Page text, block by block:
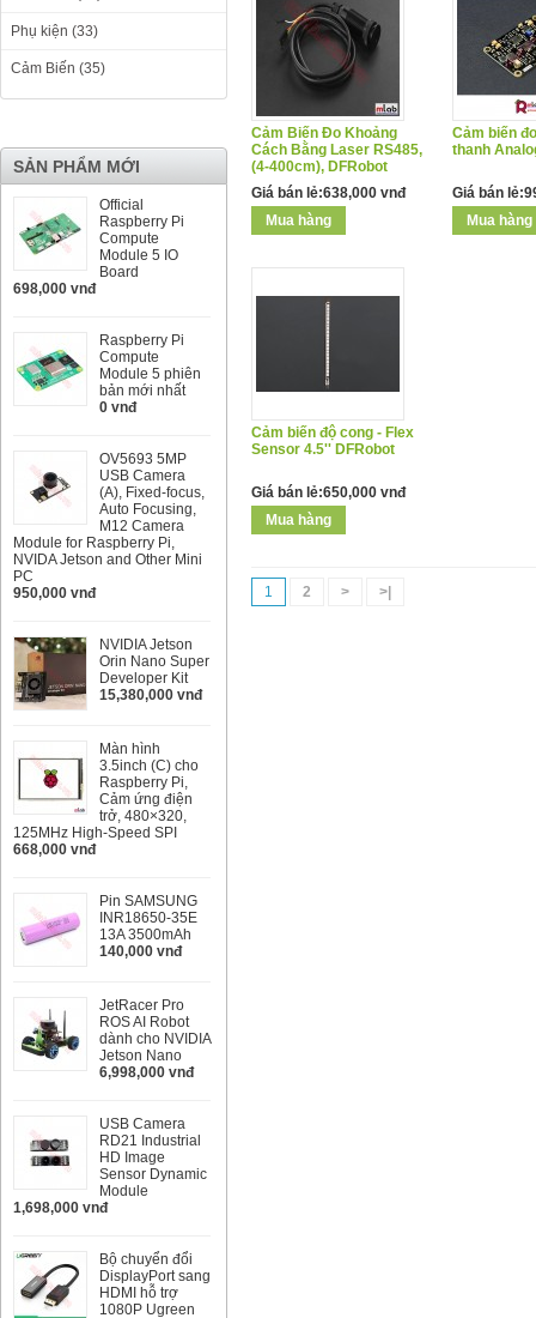
Phụ kiện (33)
Cảm Biến (35)
SẢN PHẨM MỚI
Official
Raspberry Pi
Compute
Module 5 IO
Board
698,000 vnđ
Raspberry Pi
Compute
Module 5 phiên
bản mới nhất
0 vnđ
OV5693 5MP
USB Camera
(A), Fixed-focus,
Auto Focusing,
M12 Camera
Module for Raspberry Pi,
NVIDA Jetson and Other Mini
PC
950,000 vnđ
NVIDIA Jetson
Orin Nano Super
Developer Kit
15,380,000 vnđ
Màn hình
3.5inch (C) cho
Raspberry Pi,
Cảm ứng điện
trở, 480×320,
125MHz High-Speed SPI
668,000 vnđ
Pin SAMSUNG
INR18650-35E
13A 3500mAh
140,000 vnđ
JetRacer Pro
ROS AI Robot
dành cho NVIDIA
Jetson Nano
6,998,000 vnđ
USB Camera
RD21 Industrial
HD Image
Sensor Dynamic
Module
1,698,000 vnđ
Bộ chuyển đổi
DisplayPort sang
HDMI hỗ trợ
1080P Ugreen
Cảm Biến Đo Khoảng
Cách Bằng Laser RS485,
(4-400cm), DFRobot
Giá bán lẻ:638,000 vnđ
Cảm biến
thanh
Giá bán
Cảm biến độ cong - Flex
Sensor 4.5'' DFRobot
Giá bán lẻ:650,000 vnđ
1 2 > >|